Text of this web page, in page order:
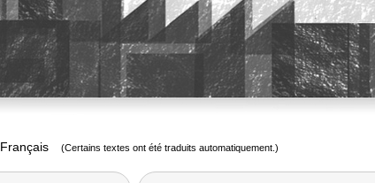
Français (Certains textes ont été traduits automatiquement.)